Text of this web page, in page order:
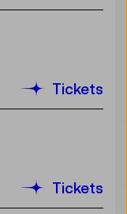
Tickets
Tickets